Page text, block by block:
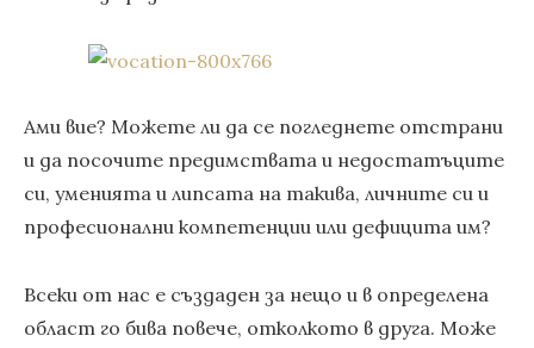
Ами вие? Можете ли да се погледнете отстрани
и да посочите предимствата и недостатъците
си, уменията и липсата на такива, личните си и
професионални компетенции или дефицита им?
Всеки от нас е създаден за нещо и в определена
област го бива повече, отколкото в друга. Може